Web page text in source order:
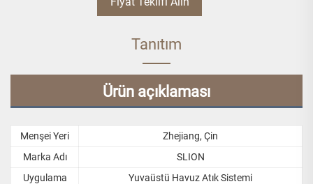
Tanıtım
Ürün açıklaması
Menşei Yeri
Zhejiang, Çin
Marka Adı
SLION
Uygulama
Yuvaüstü Havuz Atık Sistemi